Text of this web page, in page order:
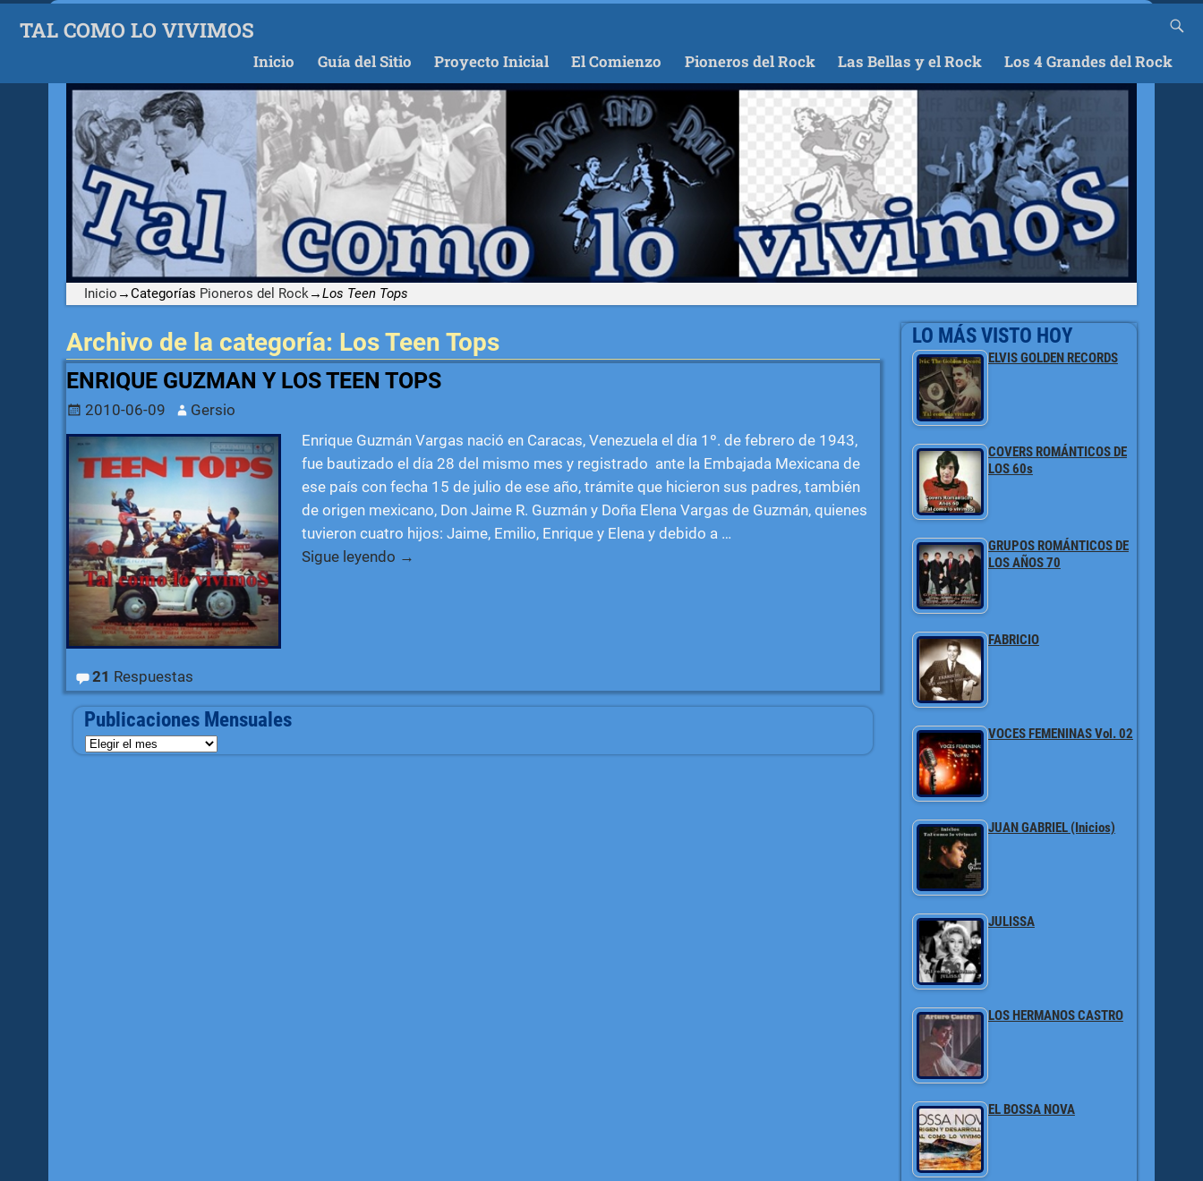
TAL COMO LO VIVIMOS
Inicio Guía del Sitio Proyecto Inicial El Comienzo Pioneros del Rock Las Bellas y el Rock Los 4 Grandes del Rock
Inicio →Categorías Pioneros del Rock→Los Teen Tops
Archivo de la categoría: Los Teen Tops
ENRIQUE GUZMAN Y LOS TEEN TOPS
2010-06-09
Gersio
Enrique Guzmán Vargas nació en Caracas, Venezuela el día 1º. de febrero de 1943,
fue bautizado el día 28 del mismo mes y registrado ante la Embajada Mexicana de
ese país con fecha 15 de julio de ese año, trámite que hicieron sus padres, también
de origen mexicano, Don Jaime R. Guzmán y Doña Elena Vargas de Guzmán, quienes
tuvieron cuatro hijos: Jaime, Emilio, Enrique y Elena y debido a …
Sigue leyendo →
21 Respuestas
Publicaciones Mensuales
LO MÁS VISTO HOY
ELVIS GOLDEN RECORDS
COVERS ROMÁNTICOS DE
LOS 60s
GRUPOS ROMÁNTICOS DE
LOS AÑOS 70
FABRICIO
VOCES FEMENINAS Vol. 02
JUAN GABRIEL (Inicios)
JULISSA
LOS HERMANOS CASTRO
EL BOSSA NOVA